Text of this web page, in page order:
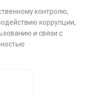
контролю,
коррупции,
и связи с